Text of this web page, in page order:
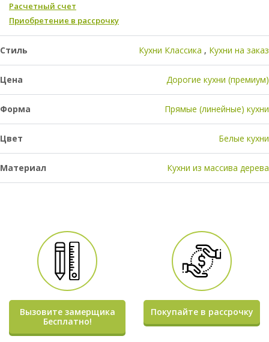
Расчетный счет
Приобретение в рассрочку
Стиль Кухни Классика Кухни на заказ
Цена Дорогие кухни (премиум)
Форма Прямые (линейные) кухни
Цвет Белые кухни
Материал Кухни из массива дерева
Вызовите замерщика
Бесплатно!
Покупайте в рассрочку